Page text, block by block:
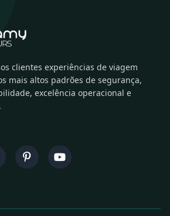
clientes experiências de viagem
mais altos padrões de segurança,
excelência operacional e